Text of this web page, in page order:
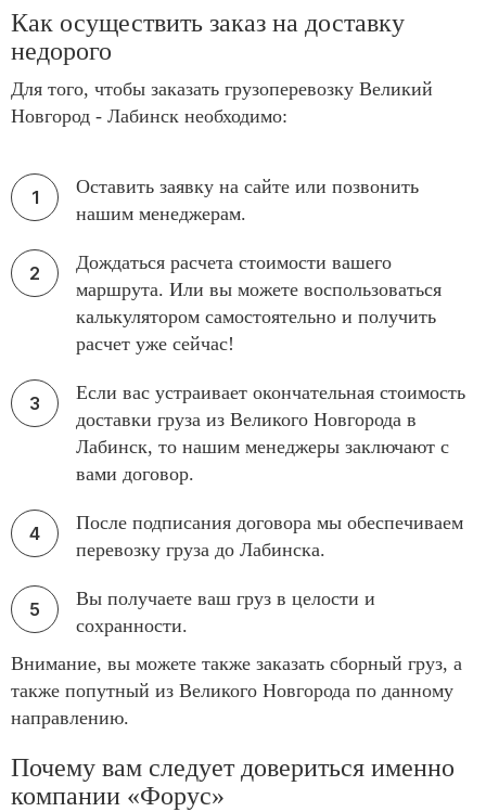
Как осуществить заказ на доставку
недорого
Для того, чтобы заказать грузоперевозку Великий
Новгород - Лабинск необходимо:
Оставить заявку на сайте или позвонить
нашим менеджерам.
Дождаться расчета стоимости вашего
маршрута. Или вы можете воспользоваться
калькулятором самостоятельно и получить
расчет уже сейчас!
Если вас устраивает окончательная стоимость
доставки груза из Великого Новгорода в
Лабинск, то нашим менеджеры заключают с
вами договор.
После подписания договора мы обеспечиваем
перевозку груза до Лабинска.
Вы получаете ваш груз в целости и
сохранности.
Внимание, вы можете также заказать сборный груз, а
также попутный из Великого Новгорода по данному
направлению.
Почему вам следует довериться именно
компании «Форус»